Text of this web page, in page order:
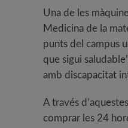
Una de les
Medicina de la
punts del campus
que sigui
amb discapacitat
A través
comprar les 24